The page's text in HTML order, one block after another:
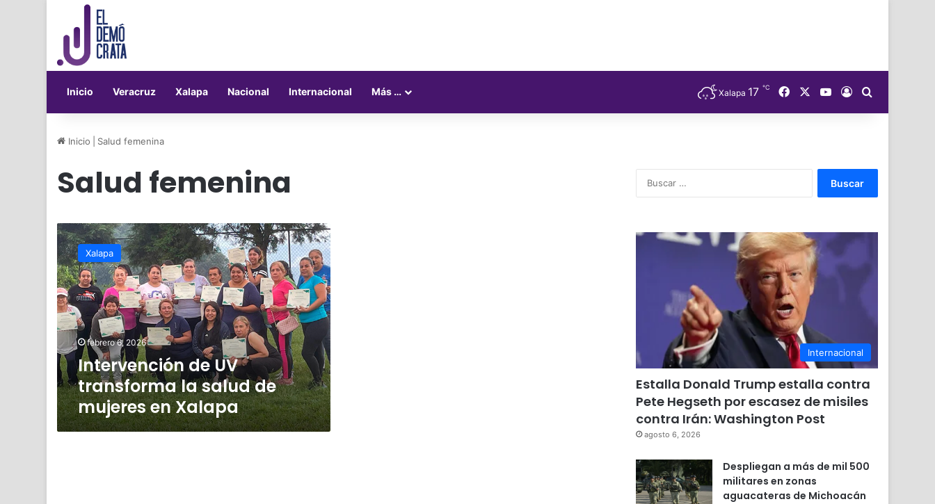
Inicio Veracruz Xalapa Nacional Internacional Más … Xalapa 17 ℃ FacebookYouTube
Acceso
Inicio Salud femenina
Salud femenina
Intervención
de
UV
transforma
la
salud
de
mujeres
en
Xalapa
Xalapa
febrero 6, 2026
Intervención de UV
transforma la salud de
mujeres en Xalapa
Internacional
Estalla Donald Trump estalla contra
Pete Hegseth por escasez de misiles
contra Irán: Washington Post
agosto 6, 2026
Despliegan a más de mil 500
militares en zonas
aguacateras de Michoacán